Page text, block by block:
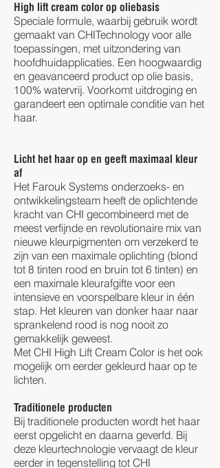
High lift cream color op oliebasis
Speciale formule, waarbij gebruik wordt
gemaakt van CHITechnology voor alle
toepassingen, met uitzondering van
hoofdhuidapplicaties. Een hoogwaardig
en geavanceerd product op olie basis,
100% watervrij. Voorkomt uitdroging en
garandeert een optimale conditie van het
haar.
Licht het haar op en geeft maximaal kleur
af
Het Farouk Systems onderzoeks- en
ontwikkelingsteam heeft de oplichtende
kracht van CHI gecombineerd met de
meest verfijnde en revolutionaire mix van
nieuwe kleurpigmenten om verzekerd te
zijn van een maximale oplichting (blond
tot 8 tinten rood en bruin tot 6 tinten) en
een maximale kleurafgifte voor een
intensieve en voorspelbare kleur in één
stap. Het kleuren van donker haar naar
sprankelend rood is nog nooit zo
gemakkelijk geweest.
Met CHI High Lift Cream Color is het ook
mogelijk om eerder gekleurd haar op te
lichten.
Traditionele producten
Bij traditionele producten wordt het haar
eerst opgelicht en daarna geverfd. Bij
deze kleurtechnologie vervaagt de kleur
eerder in tegenstelling tot CHI